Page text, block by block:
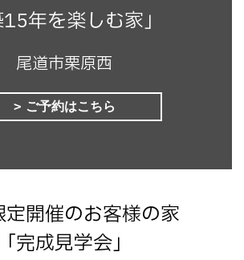
15年を楽しむ家」
尾道市栗原西
ご予約はこちら
定開催のお客様の家
「完成見学会」